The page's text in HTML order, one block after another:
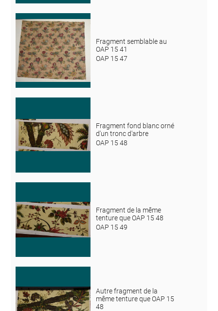
Fragment semblable au
OAP 15 41
OAP 15 47
Fragment fond blanc orné
d'un tronc d'arbre
OAP 15 48
Fragment de la même
tenture que OAP 15 48
OAP 15 49
Autre fragment de la
même tenture que OAP 15
48